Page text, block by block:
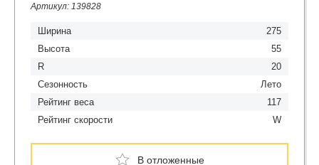
Артикул: 139828
Ширина
275
Высота
55
R
20
Сезонность
Лето
Рейтинг веса
117
Рейтинг скорости
W
В отложенные